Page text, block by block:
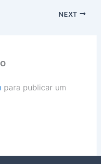
NEXT
para publicar um